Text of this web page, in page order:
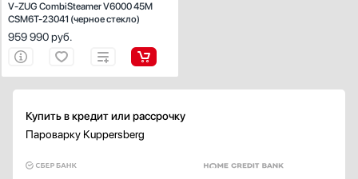
V-ZUG CombiSteamer V6000 45M
CSM6T-23041 (черное стекло)
959 990руб.
Купить в кредит или рассрочку
Пароварку Kuppersberg